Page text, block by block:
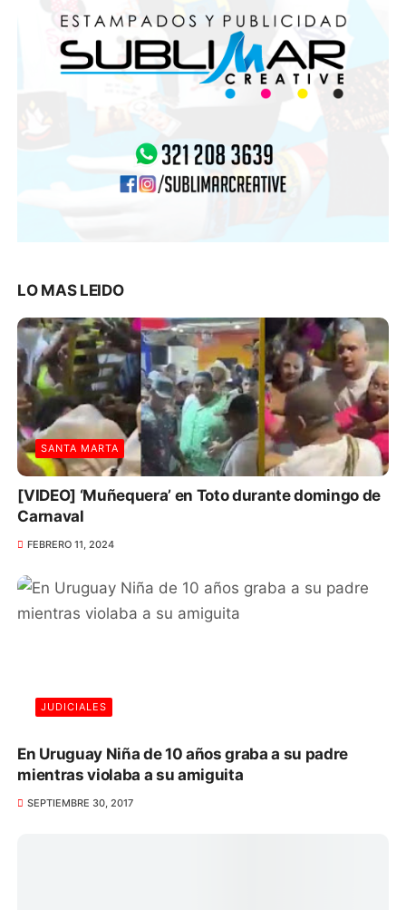
LO MAS LEIDO
SANTA MARTA
[VIDEO] ‘Muñequera’ en Toto durante domingo de
Carnaval
FEBRERO 11, 2024
JUDICIALES
En Uruguay Niña de 10 años graba a su padre
mientras violaba a su amiguita
SEPTIEMBRE 30, 2017